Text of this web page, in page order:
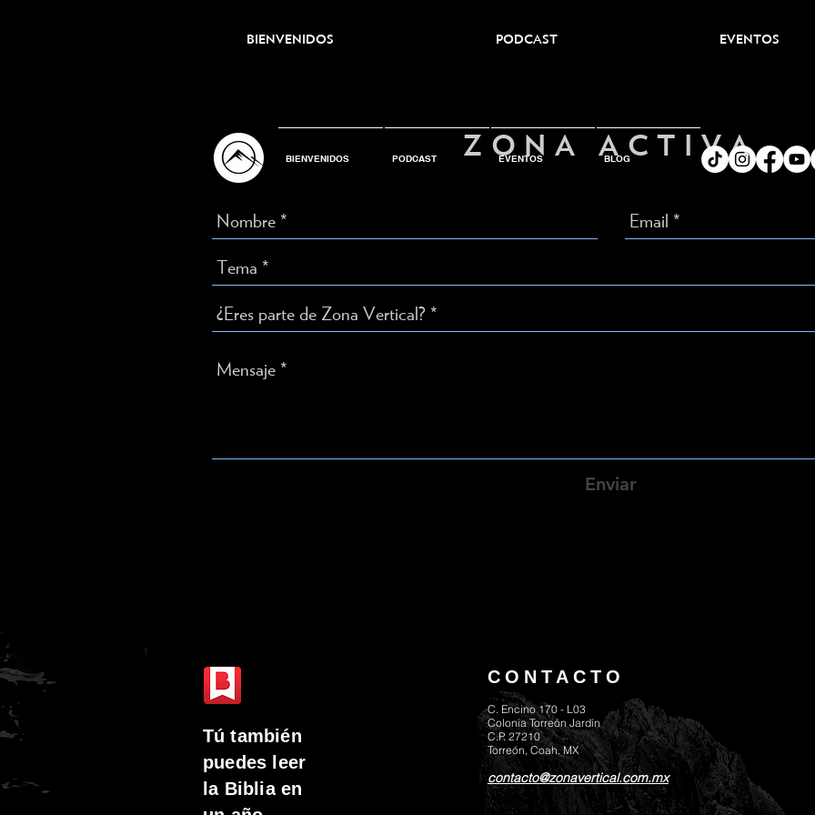
BIENVENIDOS PODCAST EVENTOS
ZONA ACTIVA
Enviar
BIENVENIDOS PODCAST EVENTOS BLOG
Tú también
puedes leer
la Biblia en
CONTACTO
C. Encino 170 - L03
Colonia Torreón Jardín
C.P. 27210
Torreón, Coah. MX
contacto@zonavertical.com.mx